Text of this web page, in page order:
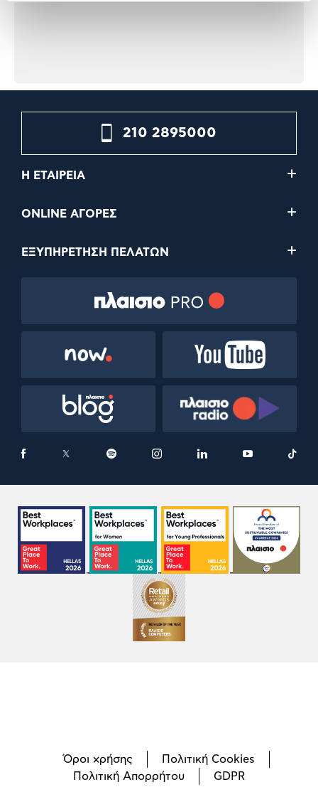
210 2895000
Η ΕΤΑΙΡΕΙΑ
ONLINE ΑΓΟΡΕΣ
ΕΞΥΠΗΡΕΤΗΣΗ ΠΕΛΑΤΩΝ
Όροι χρήσης
Πολιτική Cookies
Πολιτική Απορρήτου
GDPR